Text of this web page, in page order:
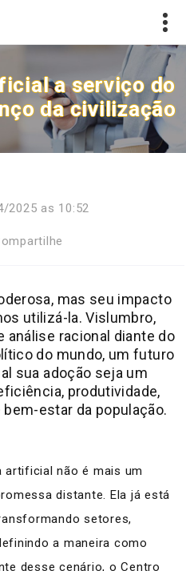
a serviço do
da civilização
2025 as 10:52
mas seu impacto
utilizá-la. Vislumbro,
análise racional diante do
do mundo, um futuro
sua adoção seja um
produtividade,
estar da população.
artificial não é mais um
distante. Ela já está
setores,
a maneira como
desse cenário, o Centro